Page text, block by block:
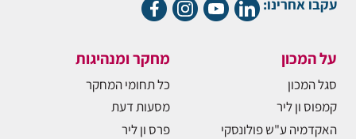
עקבו אחרינו:
על המכון
סגל המכון
קמפוס ון ליר
האקדמיה ע"ש פולונסקי
מחקר ומנהיגות
כל תחומי המחקר
מסעות דעת
פרס ון ליר